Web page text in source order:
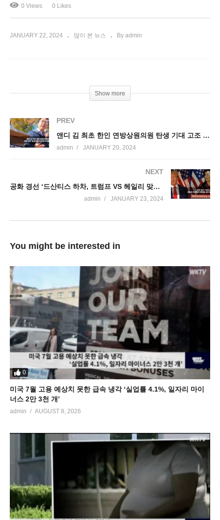
0 Views 0 Likes
JANUARY 22, 2024 많이 본 뉴스 By admin
Show more
PREV
앤디 김 최초 한인 연방상원의원 탄생 기대 고조 ‘동료의원 지지에 지지율 압도’
admin JANUARY 20, 2024
NEXT
공화 경선 ‘드산티스 하차, 트럼프 VS 헤일리 맞대결, 승부 일찍 끝’
admin JANUARY 23, 2024
You might be interested in
0
미국 7월 고용 예상치 못한 급속 냉각 ‘실업률 4.1%, 일자리 마이
너스 2만 3천 개’
admin AUGUST 8, 2026